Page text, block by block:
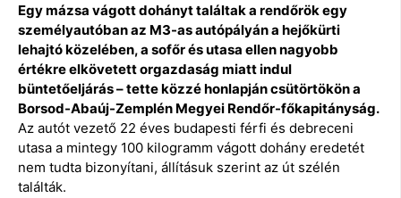
Egy mázsa vágott dohányt találtak a rendőrök egy
személyautóban az M3-as autópályán a hejőkürti
lehajtó közelében, a sofőr és utasa ellen nagyobb
értékre elkövetett orgazdaság miatt indul
büntetőeljárás – tette közzé honlapján csütörtökön a
Borsod-Abaúj-Zemplén Megyei Rendőr-főkapitányság.
Az autót vezető 22 éves budapesti férfi és debreceni
utasa a mintegy 100 kilogramm vágott dohány eredetét
nem tudta bizonyítani, állításuk szerint az út szélén
találták.